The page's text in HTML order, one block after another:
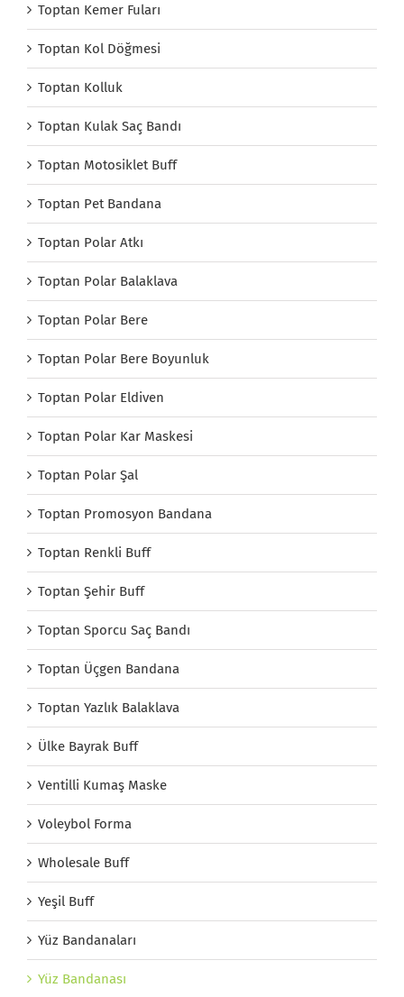
Toptan Kemer Fuları
Toptan Kol Döğmesi
Toptan Kolluk
Toptan Kulak Saç Bandı
Toptan Motosiklet Buff
Toptan Pet Bandana
Toptan Polar Atkı
Toptan Polar Balaklava
Toptan Polar Bere
Toptan Polar Bere Boyunluk
Toptan Polar Eldiven
Toptan Polar Kar Maskesi
Toptan Polar Şal
Toptan Promosyon Bandana
Toptan Renkli Buff
Toptan Şehir Buff
Toptan Sporcu Saç Bandı
Toptan Üçgen Bandana
Toptan Yazlık Balaklava
Ülke Bayrak Buff
Ventilli Kumaş Maske
Voleybol Forma
Wholesale Buff
Yeşil Buff
Yüz Bandanaları
Yüz Bandanası